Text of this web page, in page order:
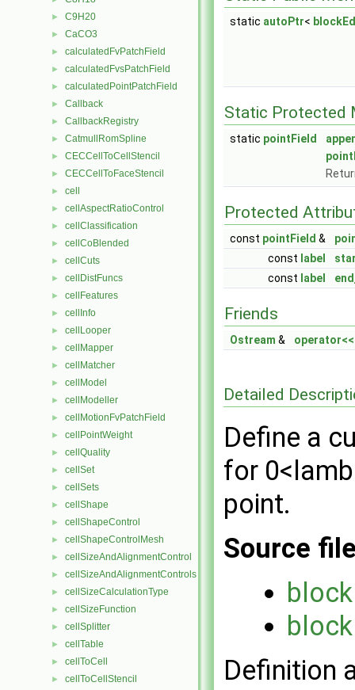
► C9H20
► CaCO3
► calculatedFvPatchField
► calculatedFvsPatchField
► calculatedPointPatchField
► Callback
► CallbackRegistry
► CatmullRomSpline
► CECCellToCellStencil
► CECCellToFaceStencil
► cell
► cellAspectRatioControl
► cellClassification
► cellCoBlended
► cellCuts
► cellDistFuncs
► cellFeatures
► cellInfo
► cellLooper
► cellMapper
► cellMatcher
► cellModel
► cellModeller
► cellMotionFvPatchField
► cellPointWeight
► cellQuality
► cellSet
► cellSets
► cellShape
► cellShapeControl
► cellShapeControlMesh
► cellSizeAndAlignmentControl
► cellSizeAndAlignmentControls
► cellSizeCalculationType
► cellSizeFunction
► cellSplitter
► cellTable
► cellToCell
► cellToCellStencil
static autoPtr<
Static Protected
static pointField
Protected
const pointField &
const label
const label
Friends
Ostream & operator<<
Detailed
Define a
for
point.
Source
Definition